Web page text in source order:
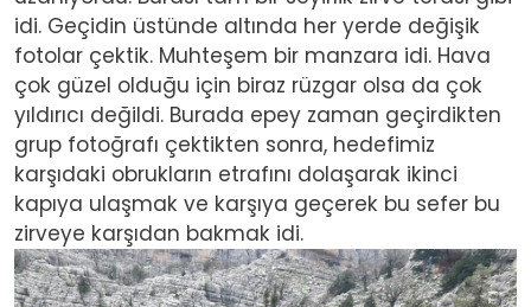
idi. Geçidin üstünde altında her yerde değişik
fotolar çektik. Muhteşem bir manzara idi. Hava
çok güzel olduğu için biraz rüzgar olsa da çok
yıldırıcı değildi. Burada epey zaman geçirdikten
grup fotoğrafı çektikten sonra, hedefimiz
karşıdaki obrukların etrafını dolaşarak ikinci
kapıya ulaşmak ve karşıya geçerek bu sefer bu
zirveye karşıdan bakmak idi.
Image